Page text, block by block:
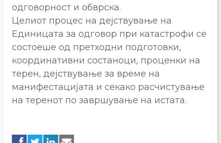
одговорност и обврска.
Целиот процес на дејствување на
Единицата за одговор при катастрофи се
состоеше од претходни подготовки,
координативни состаноци, проценки на
терен, дејствување за време на
манифестацијата и секако расчистување
на теренот по завршување на истата.